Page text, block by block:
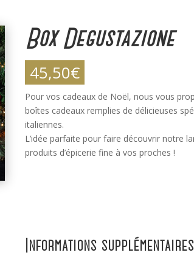
Box Degustazione
45,50€
Pour vos cadeaux de Noël, nous vous
boîtes cadeaux remplies de délicieuses
italiennes.
L’idée parfaite pour faire découvrir notre
produits d’épicerie fine à vos proches !
Informations supplémentaires